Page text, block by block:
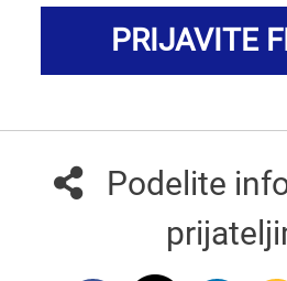
PRIJAVITE
Podelite